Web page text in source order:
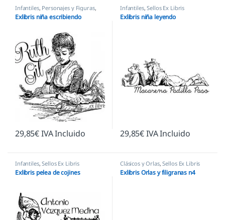
Infantiles, Personajes y Figuras,
Sellos Ex Libris
Exlibris niña escribiendo
29,85€IVA Incluido
Infantiles,Sellos Ex Libris
Exlibris niña leyendo
29,85€IVA Incluido
Infantiles,Sellos Ex Libris
Exlibris pelea de cojines
Clásicos y Orlas,Sellos Ex Libris
Exlibris Orlas y filigranas n4